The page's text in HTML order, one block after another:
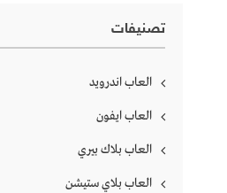
تصنيفات
العاب اندرويد
العاب ايفون
العاب بلاك بيري
العاب بلاي ستيشن